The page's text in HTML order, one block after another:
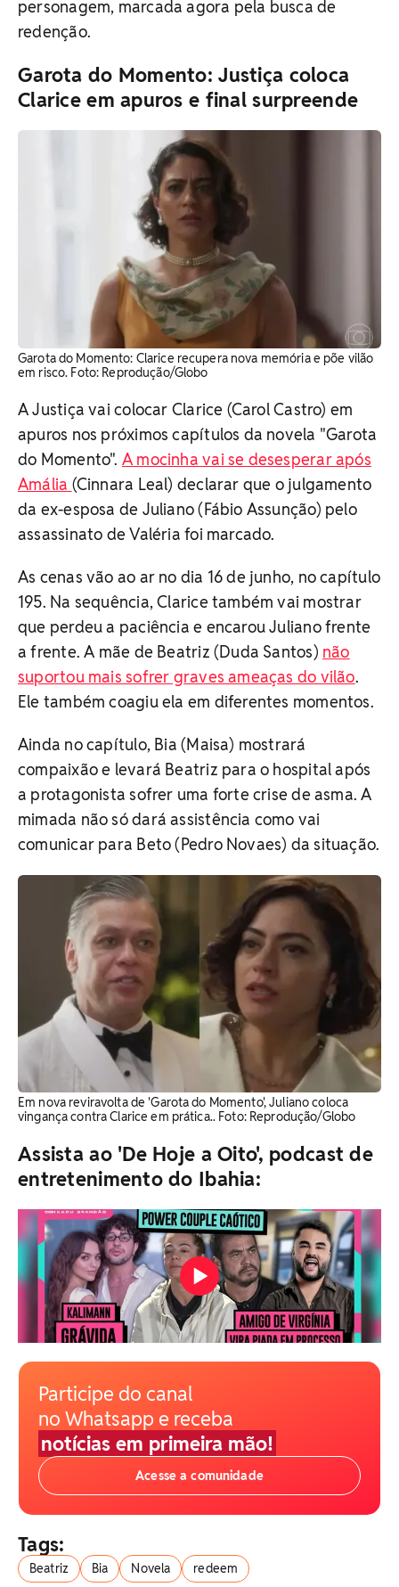
personagem, marcada agora pela busca de
redenção.
Garota do Momento: Justiça coloca
Clarice em apuros e final surpreende
Garota do Momento: Clarice recupera nova memória e põe vilão
em risco. Foto: Reprodução/Globo
A Justiça vai colocar Clarice (Carol Castro) em
apuros nos próximos capítulos da novela "Garota
do Momento". A mocinha vai se desesperar após
Amália (Cinnara Leal) declarar que o julgamento
da ex-esposa de Juliano (Fábio Assunção) pelo
assassinato de Valéria foi marcado.
As cenas vão ao ar no dia 16 de junho, no capítulo
195. Na sequência, Clarice também vai mostrar
que perdeu a paciência e encarou Juliano frente
a frente. A mãe de Beatriz (Duda Santos) não
suportou mais sofrer graves ameaças do vilão.
Ele também coagiu ela em diferentes momentos.
Ainda no capítulo, Bia (Maisa) mostrará
compaixão e levará Beatriz para o hospital após
a protagonista sofrer uma forte crise de asma. A
mimada não só dará assistência como vai
comunicar para Beto (Pedro Novaes) da situação.
Em nova reviravolta de 'Garota do Momento', Juliano coloca
vingança contra Clarice em prática.. Foto: Reprodução/Globo
Assista ao 'De Hoje a Oito', podcast de
entretenimento do Ibahia:
Participe do canal
no Whatsapp e receba
notícias em primeira mão!
Acesse a comunidade
Tags:
Beatriz Bia Novela redeem